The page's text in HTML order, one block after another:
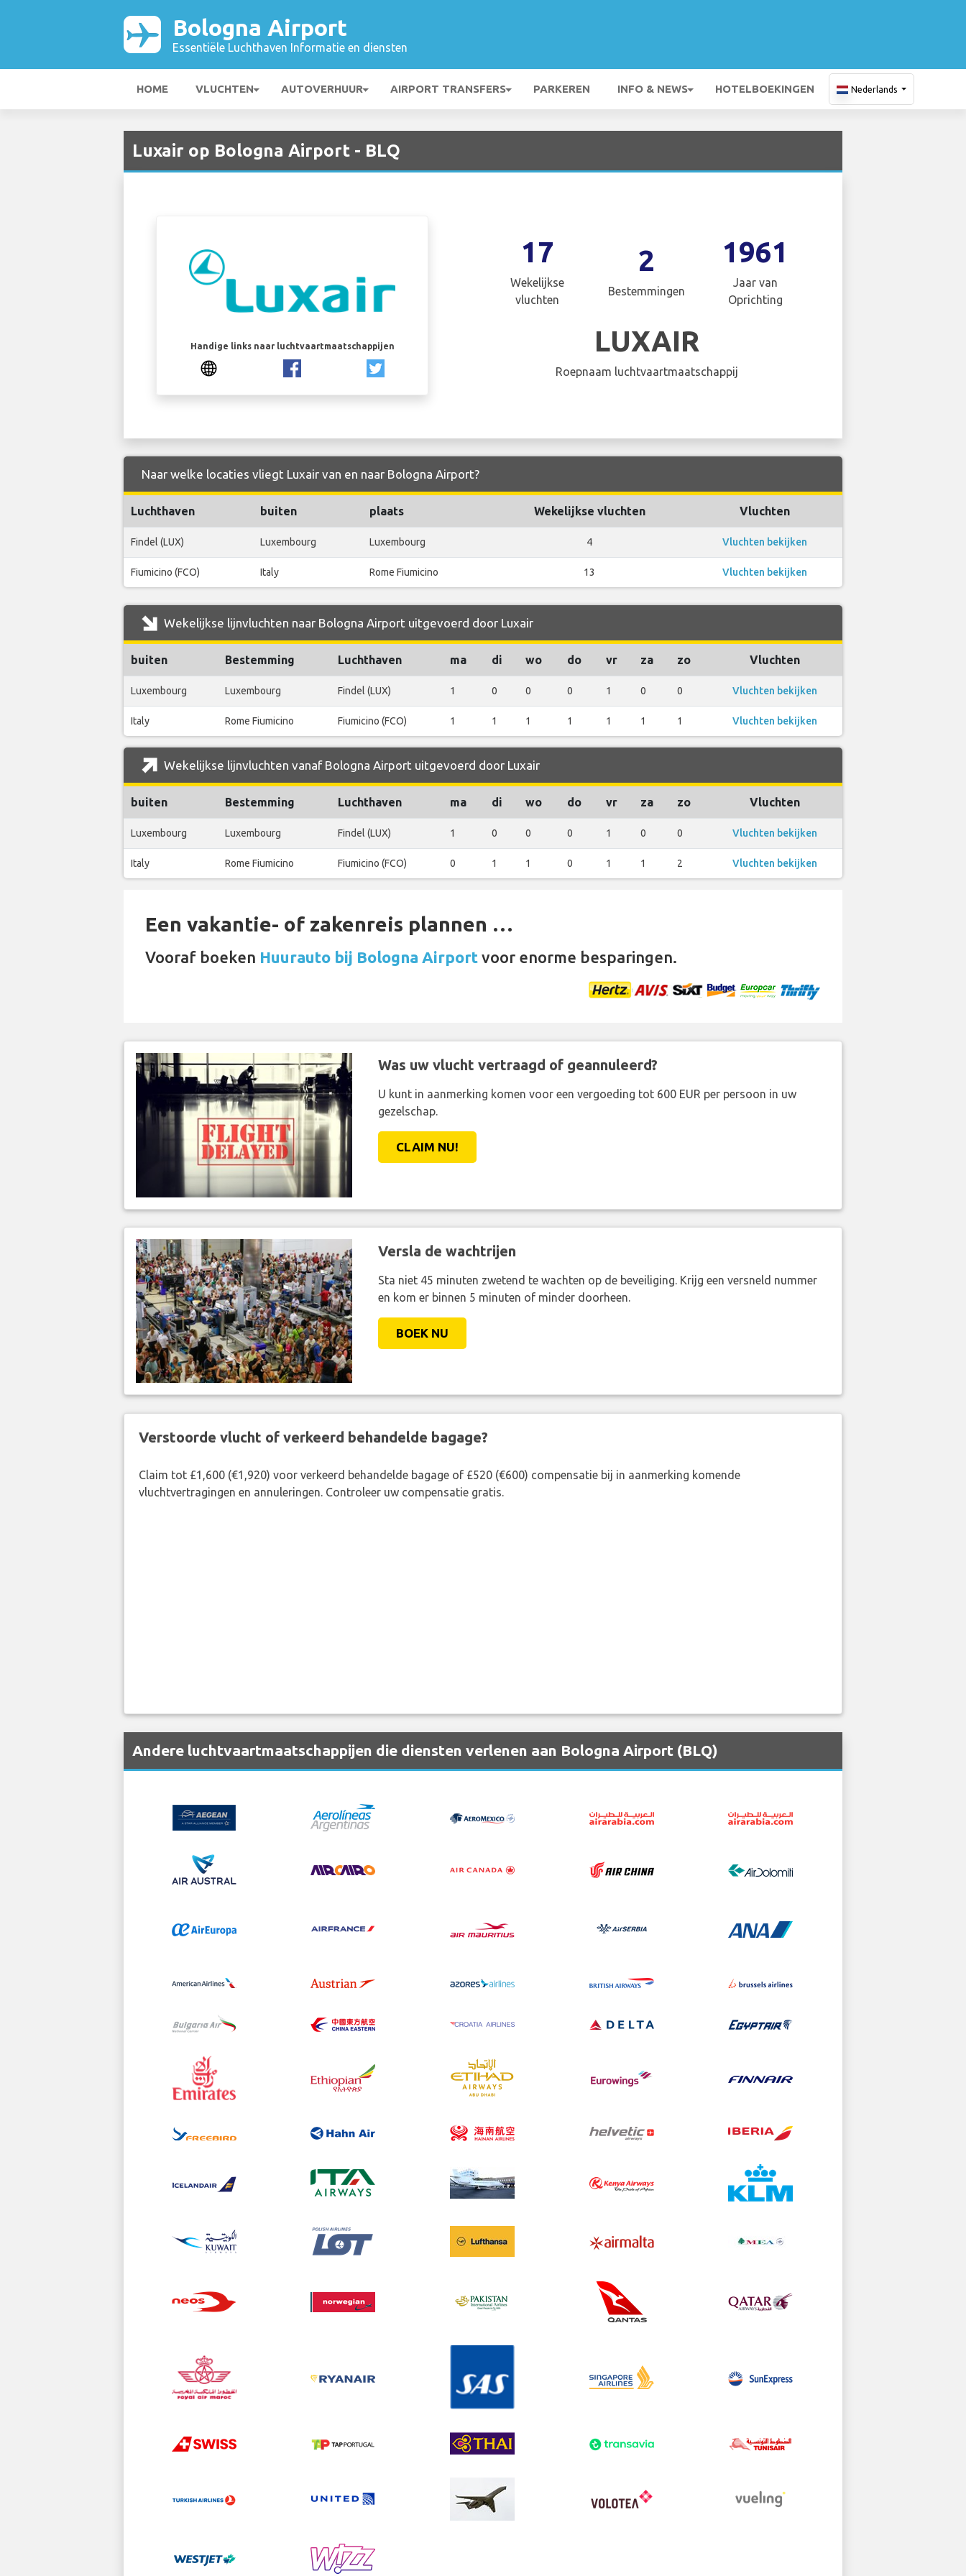
Bologna Airport
Essentiële Luchthaven Informatie en diensten
HOME VLUCHTEN AUTOVERHUUR AIRPORT TRANSFERS PARKEREN INFO & NEWS HOTELBOEKINGEN Nederlands
Luxair op Bologna Airport - BLQ
Handige links naar luchtvaartmaatschappijen
17
Wekelijkse
vluchten
2
Bestemmingen
1961
Jaar van
Oprichting
LUXAIR
Roepnaam luchtvaartmaatschappij
Naar welke locaties vliegt Luxair van en naar Bologna Airport?
Luchthaven buiten plaats Wekelijkse vluchten Vluchten
Findel (LUX) Luxembourg Luxembourg 4 Vluchten bekijken
Fiumicino (FCO) Italy Rome Fiumicino 13 Vluchten bekijken
Wekelijkse lijnvluchten naar Bologna Airport uitgevoerd door Luxair
buiten Bestemming Luchthaven ma di wo do vr za zo Vluchten
Luxembourg Luxembourg Findel (LUX) 1 0 0 0 1 0 0 Vluchten bekijken
Italy Rome Fiumicino Fiumicino (FCO) 1 1 1 1 1 1 1 Vluchten bekijken
Wekelijkse lijnvluchten vanaf Bologna Airport uitgevoerd door Luxair
buiten Bestemming Luchthaven ma di wo do vr za zo Vluchten
Luxembourg Luxembourg Findel (LUX) 1 0 0 0 1 0 0 Vluchten bekijken
Italy Rome Fiumicino Fiumicino (FCO) 0 1 1 0 1 1 2 Vluchten bekijken
Een vakantie- of zakenreis plannen …
Vooraf boeken Huurauto bij Bologna Airport voor enorme besparingen.
Was uw vlucht vertraagd of geannuleerd?
U kunt in aanmerking komen voor een vergoeding tot 600 EUR per persoon in uw
gezelschap.
CLAIM NU!
Versla de wachtrijen
Sta niet 45 minuten zwetend te wachten op de beveiliging. Krijg een versneld nummer
en kom er binnen 5 minuten of minder doorheen.
BOEK NU
Verstoorde vlucht of verkeerd behandelde bagage?
Claim tot £1,600 (€1,920) voor verkeerd behandelde bagage of £520 (€600) compensatie bij in aanmerking komende
vluchtvertragingen en annuleringen. Controleer uw compensatie gratis.
Andere luchtvaartmaatschappijen die diensten verlenen aan Bologna Airport (BLQ)